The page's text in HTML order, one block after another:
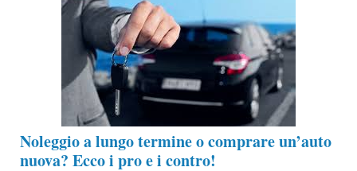
Noleggio a lungo termine o comprare un’auto
nuova? Ecco i pro e i contro!